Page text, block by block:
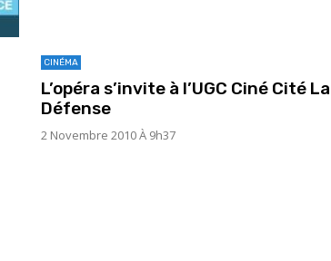
CINÉMA
L’opéra s’invite à l’UGC Ciné Cité La
Défense
2 Novembre 2010 À 9h37